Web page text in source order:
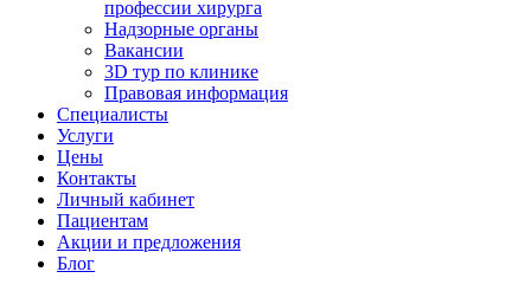
профессии хирурга
Надзорные органы
Вакансии
3D тур по клинике
Правовая информация
Специалисты
Услуги
Цены
Контакты
Личный кабинет
Пациентам
Акции и предложения
Блог